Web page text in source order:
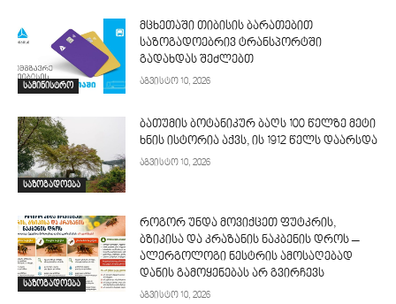
სამინისტრო
მცხეთაში თიბისის ბარათებით
საზოგადოებრივ ტრანსპორტში
გადახდას შეძლებთ
აგვისტო 10, 2026
საზოგადოება
ბათუმის ბოტანიკურ ბაღს 100 წელზე მეტი
ხნის ისტორია აქვს, ის 1912 წელს დაარსდა
აგვისტო 10, 2026
საზოგადოება
როგორ უნდა მოვიქცეთ ფუტკრის,
ბზიკისა და კრაზანის ნაკბენის დროს –
ალერგოლოგი ნესტრის ამოსაღებად
დანის გამოყენებას არ გვირჩევს
აგვისტო 10, 2026